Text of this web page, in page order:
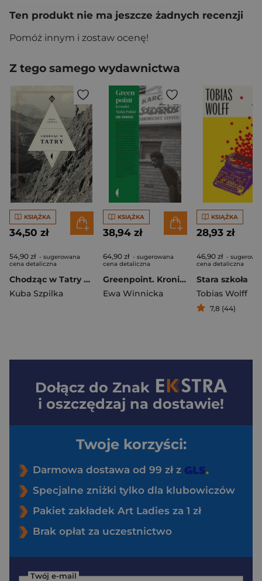
Ten produkt nie ma jeszcze żadnych recenzji
Pomóż innym i zostaw ocenę!
Z tego samego wydawnictwa
KSIĄŻKA
34,50 zł
54,90 zł - sugerowana
cena detaliczna
Chodząc w Tatry wyd. 2
Kuba Szpilka
KSIĄŻKA
38,94 zł
64,90 zł - sugerowana
cena detaliczna
Greenpoint. Kroniki Małej Polski wyd. 2
Ewa Winnicka
KSIĄŻKA
28,93 zł
46,90 zł -
cena detaliczna
Stara szkoła
Tobias Wolff
7,8 (44)
Dołącz do Znak
i oszczędzaj na dostawie!
Twoje korzyści:
Darmowa dostawa od 99 zł z
Specjalne zniżki tylko dla klubowiczów
Pakiet zakładek Art Ladies za 1 zł
Brak opłat za uczestnictwo
Twój e-mail